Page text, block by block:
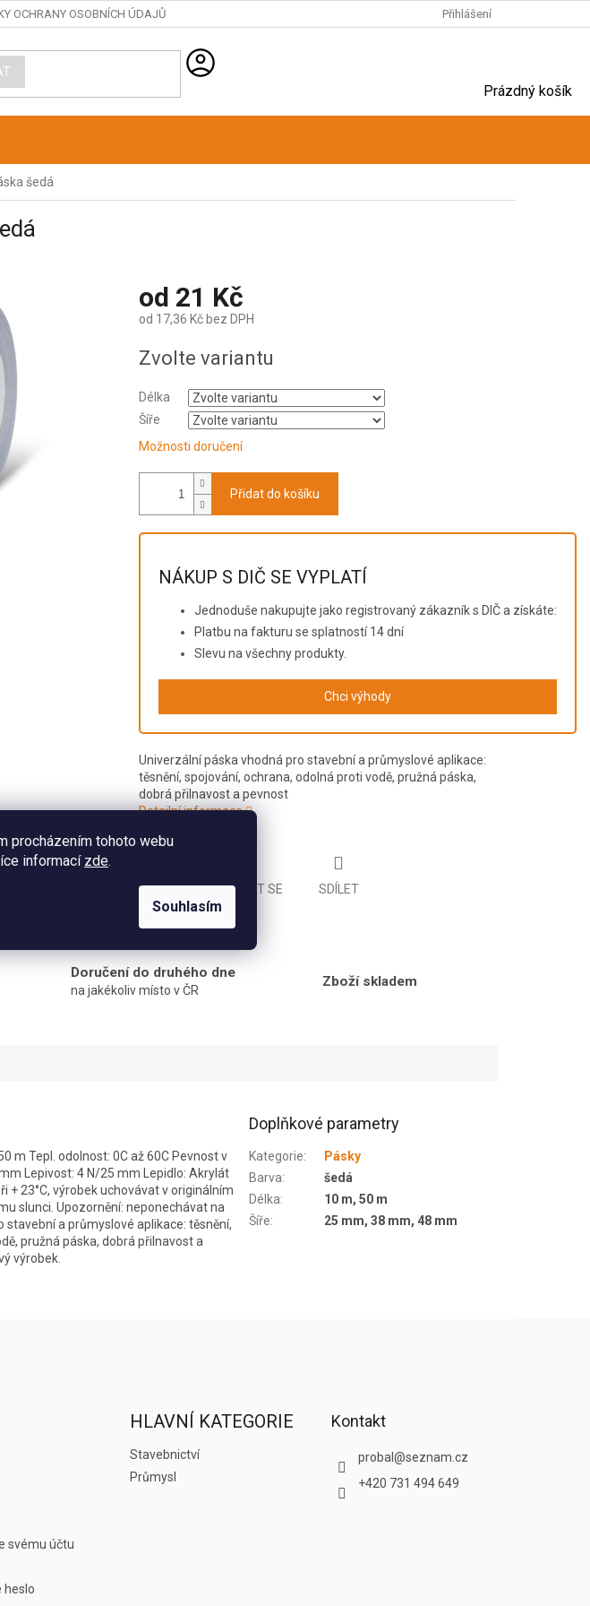
procházením tohoto webu
informací zde.
Souhlasím
OCHRANY OSOBNÍCH ÚDAJŮ Přihlášení
NÁKUPNÍ
KOŠÍK
Prázdný košík
šedá
od 21 Kč
od 17,36 Kčbez DPH
cena:
Zvolte variantu
Délka
Šíře
Možnosti doručení
Přidat do košíku
NÁKUP S DIČ SE VYPLATÍ
Jednoduše nakupujte jako registrovaný zákazník s DIČ a získáte:
Platbu na fakturu se splatností 14 dní
Slevu na všechny produkty.
Chci výhody
Univerzální páska vhodná pro stavební a průmyslové aplikace:
těsnění, spojování, ochrana, odolná proti vodě, pružná páska,
dobrá přilnavost a pevnost
Detailní informace
TISK ZEPTAT SE SDÍLET
Doručení do druhého dne
na jakékoliv místo v ČR
Zboží skladem
m Tepl. odolnost: 0C až 60C Pevnost v
Lepivost: 4 N/25 mm Lepidlo: Akrylát
+ 23°C, výrobek uchovávat v originálním
slunci. Upozornění: neponechávat na
a průmyslové aplikace: těsnění,
pružná páska, dobrá přilnavost a
výrobek.
Doplňkové parametry
Kategorie:
Pásky
Barva:
šedá
Délka:
10 m, 50 m
Šíře: 25 mm, 38 mm, 48 mm
svému účtu
heslo
HLAVNÍ KATEGORIE
Stavebnictví
Průmysl
Kontakt
probal@seznam.cz
+420 731 494 649